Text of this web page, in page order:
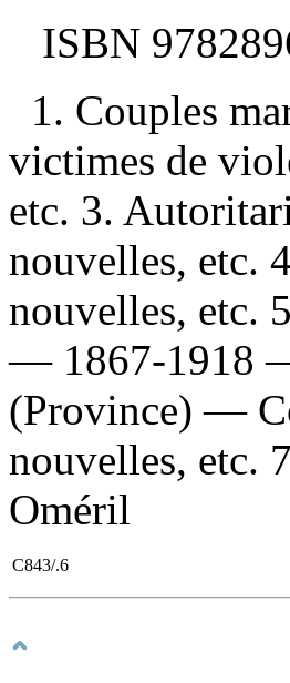
ISBN
1. Couples
victimes de
etc. 3.
nouvelles, etc.
nouvelles, etc.
— 1867-1918 —
(Province) —
nouvelles, etc.
Oméril
C843/.6